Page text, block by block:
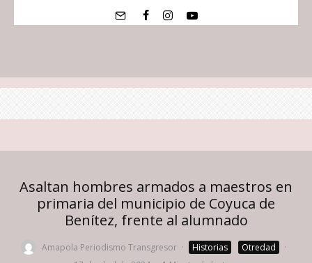
Asaltan hombres armados a maestros en
primaria del municipio de Coyuca de
Benítez, frente al alumnado
Amapola Periodismo Transgresor · Historias Otredad
·